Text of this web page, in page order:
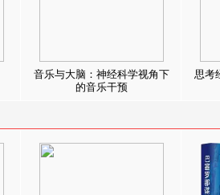
音乐与大脑：神经科学视角下
的音乐干预
思考